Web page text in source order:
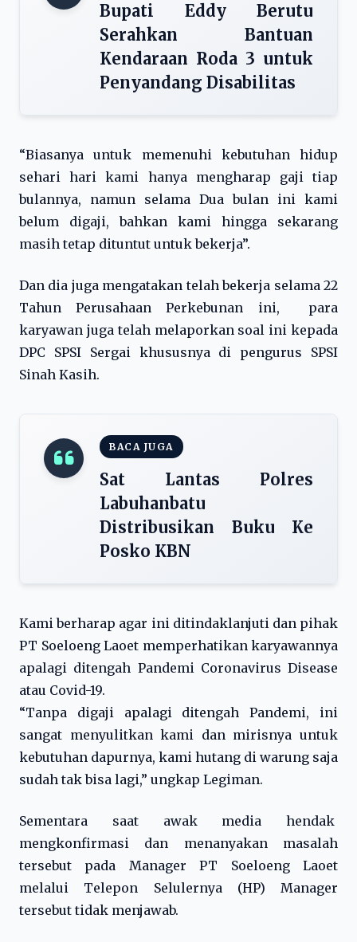
Bupati Eddy Berutu
Serahkan Bantuan
Kendaraan Roda 3 untuk
Penyandang Disabilitas
“Biasanya untuk memenuhi kebutuhan hidup
sehari hari kami hanya mengharap gaji tiap
bulannya, namun selama Dua bulan ini kami
belum digaji, bahkan kami hingga sekarang
masih tetap dituntut untuk bekerja”.
Dan dia juga mengatakan telah bekerja selama 22
Tahun Perusahaan Perkebunan ini, para
karyawan juga telah melaporkan soal ini kepada
DPC SPSI Sergai khususnya di pengurus SPSI
Sinah Kasih.
BACA JUGA
Sat Lantas Polres
Labuhanbatu
Distribusikan Buku Ke
Posko KBN
Kami berharap agar ini ditindaklanjuti dan pihak
PT Soeloeng Laoet memperhatikan karyawannya
apalagi ditengah Pandemi Coronavirus Disease
atau Covid-19.
“Tanpa digaji apalagi ditengah Pandemi, ini
sangat menyulitkan kami dan mirisnya untuk
kebutuhan dapurnya, kami hutang di warung saja
sudah tak bisa lagi,” ungkap Legiman.
Sementara saat awak media hendak
mengkonfirmasi dan menanyakan masalah
tersebut pada Manager PT Soeloeng Laoet
melalui Telepon Selulernya (HP) Manager
tersebut tidak menjawab.